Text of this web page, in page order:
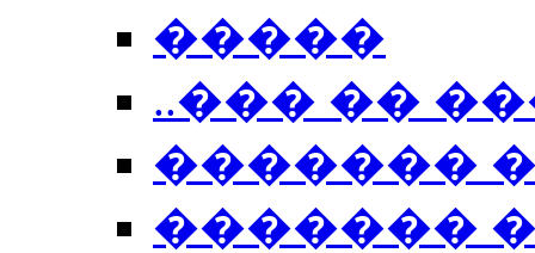
�����
..��� ��
�������
�������